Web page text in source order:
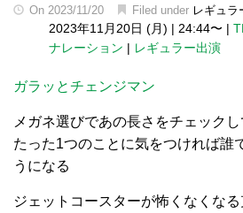
On 2023/11/20 Filed under レギュラ
2023年11月20日 (月) | 24:44〜 |
ナレーション | レギュラー出演
ガラッとチェンジマン
メガネ選びであの長さをチェックし
たった1つのことに気をつければ誰
うになる
ジェットコースターが怖くなくなる